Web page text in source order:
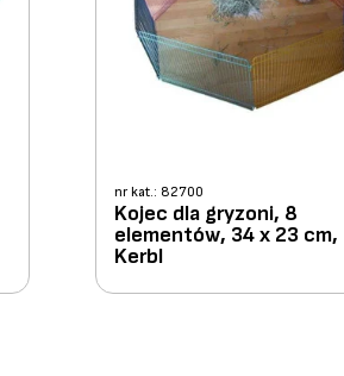
nr kat.: 82700
Kojec dla gryzoni, 8
elementów, 34 x 23 cm,
Kerbl